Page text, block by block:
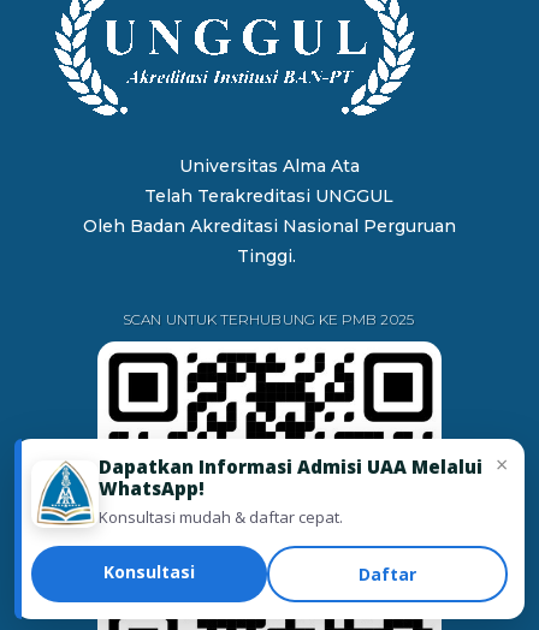
Universitas Alma Ata
Telah Terakreditasi UNGGUL
Oleh Badan Akreditasi Nasional Perguruan
Tinggi.
SCAN UNTUK TERHUBUNG KE PMB 2025
×
Dapatkan Informasi Admisi UAA Melalui
WhatsApp!
Konsultasi mudah & daftar cepat.
Konsultasi Daftar